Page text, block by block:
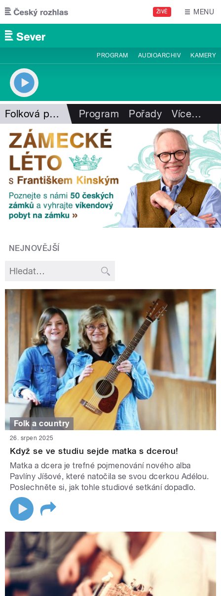
Přejít k hlavnímu obsahu
ŽIVĚ MENU
PROGRAM AUDIOARCHIV KAMERY
Folková pohlazení Program Pořady Více…
NEJNOVĚJŠÍ
Folk a country
26. srpen 2025
Když se ve studiu sejde matka s dcerou!
Matka a dcera je trefné pojmenování nového alba
Pavlíny Jíšové, které natočila se svou dcerkou Adélou.
Poslechněte si, jak tohle studiové setkání dopadlo.